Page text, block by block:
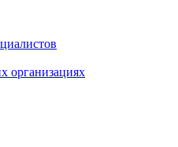
организациях